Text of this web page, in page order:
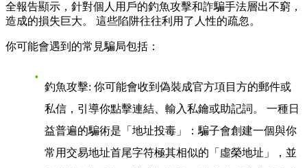
全報告顯示，針對個人用戶的釣魚攻擊和詐騙手法層出不窮，
造成的損失巨大。 這些陷阱往往利用了人性的疏忽。
你可能會遇到的常見騙局包括：
釣魚攻擊: 你可能會收到偽裝成官方項目方的郵件或
私信，引導你點擊連結、輸入私鑰或助記詞。 一種日
益普遍的騙術是「地址投毒」：騙子會創建一個與你
常用交易地址首尾字符極其相似的「虛榮地址」，並